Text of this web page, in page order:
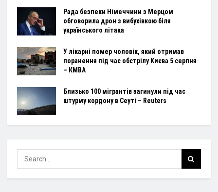
Рада безпеки Німеччини з Мерцом
обговорила дрон з вибухівкою біля
українського літака
У лікарні помер чоловік, який отримав
поранення під час обстрілу Києва 5 серпня
– КМВА
Близько 100 мігрантів загинули під час
штурму кордону в Сеуті – Reuters